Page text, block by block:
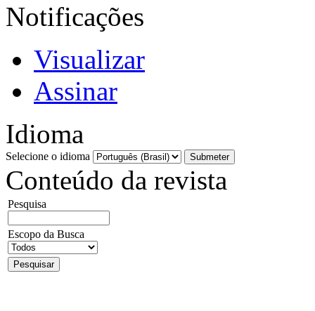
Notificações
Visualizar
Assinar
Idioma
Selecione o idioma
Conteúdo da revista
Pesquisa
Escopo da Busca